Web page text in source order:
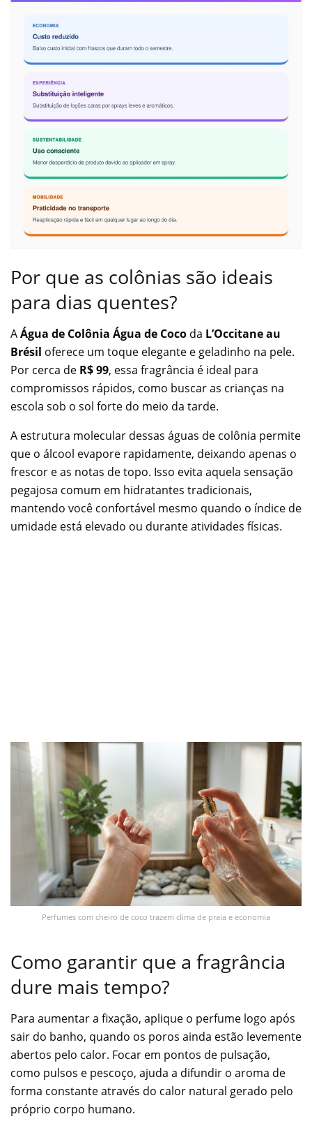
Por que as colônias são ideais
para dias quentes?
AÁgua de Colônia Água de Coco da L’Occitane au
Brésil oferece um toque elegante e geladinho na pele.
Por cerca de R$ 99, essa fragrância é ideal para
compromissos rápidos, como buscar as crianças na
escola sob o sol forte do meio da tarde.
A estrutura molecular dessas águas de colônia permite
que o álcool evapore rapidamente, deixando apenas o
frescor e as notas de topo. Isso evita aquela sensação
pegajosa comum em hidratantes tradicionais,
mantendo você confortável mesmo quando o índice de
umidade está elevado ou durante atividades físicas.
Perfumes com cheiro de coco trazem clima de praia e economia
Como garantir que a fragrância
dure mais tempo?
Para aumentar a fixação, aplique o perfume logo após
sair do banho, quando os poros ainda estão levemente
abertos pelo calor. Focar em pontos de pulsação,
como pulsos e pescoço, ajuda a difundir o aroma de
forma constante através do calor natural gerado pelo
próprio corpo humano.